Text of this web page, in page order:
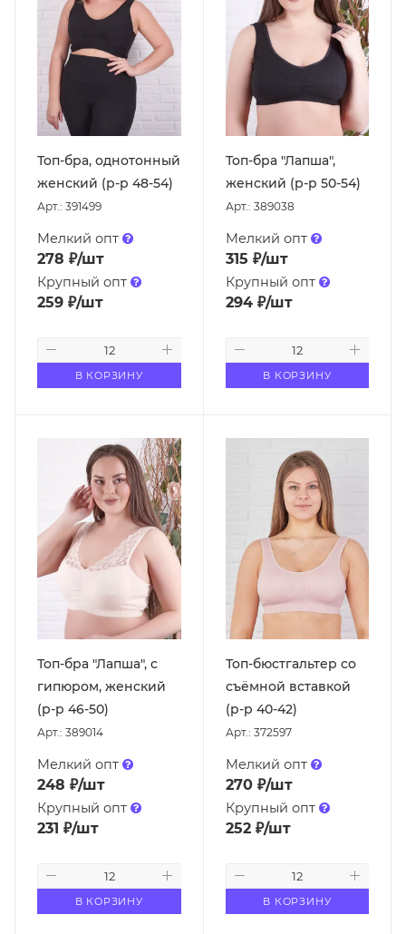
Топ-бра, однотонный
женский (р-р 48-54)
Арт.: 391499
Мелкий опт
278 ₽/шт
Крупный опт
259 ₽/шт
В КОРЗИНУ
Топ-бра "Лапша",
женский (р-р 50-54)
Арт.: 389038
Мелкий опт
315 ₽/шт
Крупный опт
294₽/шт
В КОРЗИНУ
Топ-бра "Лапша", с
гипюром, женский
(р-р 46-50)
Арт.: 389014
Мелкий опт
248 ₽/шт
Крупный опт
231 ₽/шт
В КОРЗИНУ
Топ-бюстгальтер со
съёмной вставкой
(р-р 40-42)
Арт.: 372597
Мелкий опт
270₽/шт
Крупный опт
252₽/шт
В КОРЗИНУ